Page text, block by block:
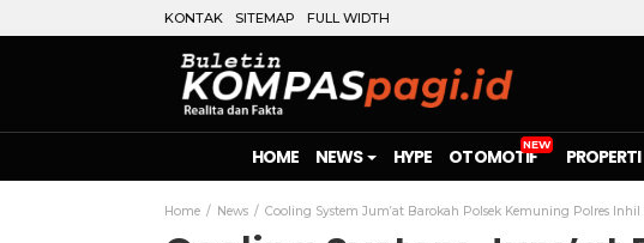
KONTAK SITEMAP FULL WIDTH
HOME NEWS HYPE OTOMOTIF PROPERTI
Home News Cooling System Jum’at Barokah Polsek Kemuning Polres